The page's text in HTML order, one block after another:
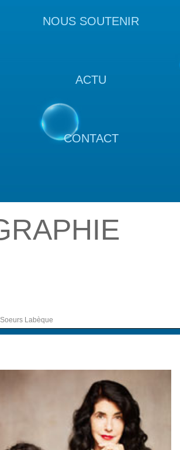
NOUS SOUTENIR
ACTU
CONTACT
Labèque